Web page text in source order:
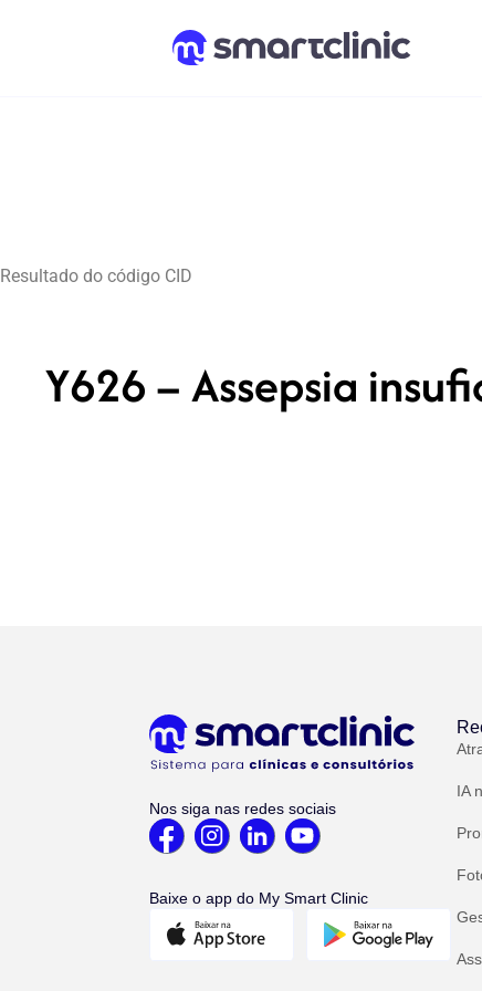
Resultado do código CID
Y626 – Assepsia
Nos siga nas redes sociais
Baixe o app do My Smart Clinic
IA